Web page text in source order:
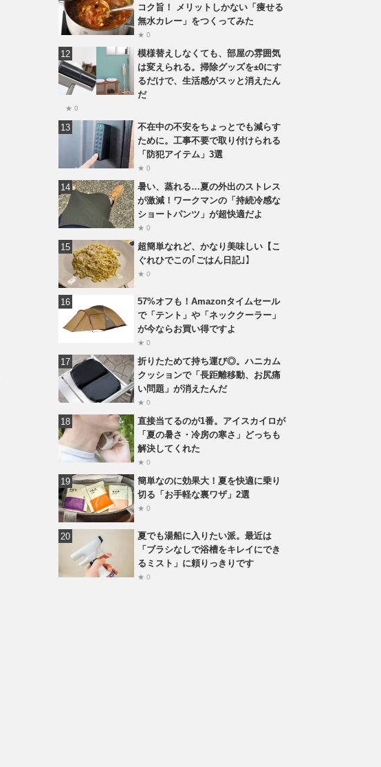
コク旨！ メリットしかない「痩せる
無水カレー」をつくってみた
★ 0
模様替えしなくても、部屋の雰囲気
は変えられる。掃除グッズを±0にす
るだけで、生活感がスッと消えたん
だ
★ 0
不在中の不安をちょっとでも減らす
ために。工事不要で取り付けられる
「防犯アイテム」3選
★ 0
暑い、蒸れる…夏の外出のストレス
が激減！ワークマンの「持続冷感な
ショートパンツ」が超快適だよ
★ 0
超簡単なれど、かなり美味しい【こ
ぐれひでこの｢ごはん日記｣】
★ 0
57%オフも！Amazonタイムセール
で「テント」や「ネッククーラー」
が今ならお買い得ですよ
★ 0
折りたためて持ち運び◎。ハニカム
クッションで「長距離移動、お尻痛
い問題」が消えたんだ
★ 0
直接当てるのが1番。アイスカイロが
「夏の暑さ・冷房の寒さ」どっちも
解決してくれた
★ 0
簡単なのに効果大！夏を快適に乗り
切る「お手軽な裏ワザ」2選
★ 0
夏でも湯船に入りたい派。最近は
「ブラシなしで浴槽をキレイにでき
るミスト」に頼りっきりです
★ 0